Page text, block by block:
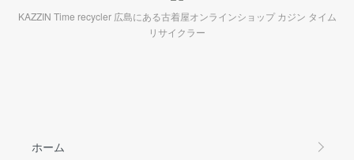
KAZZIN Time recycler 広島にある古着屋オンラインショップ カジン タイム
リサイクラー
ホーム